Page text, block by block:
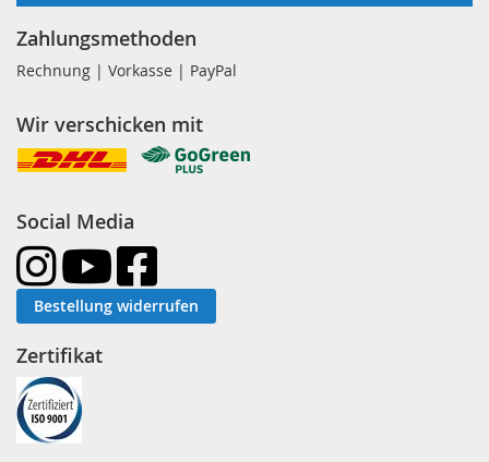
Zahlungsmethoden
Rechnung | Vorkasse | PayPal
Wir verschicken mit
Social Media
Bestellung widerrufen
Zertifikat